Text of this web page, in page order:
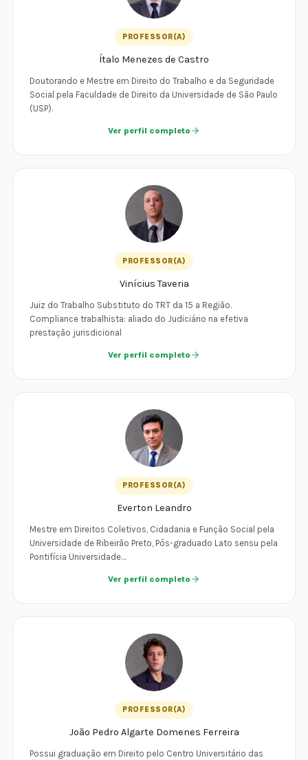
PROFESSOR(A)
Ítalo Menezes de Castro
Doutorando e Mestre em Direito do Trabalho e da Seguridade
Social pela Faculdade de Direito da Universidade de São Paulo
(USP).
Ver perfil completo
PROFESSOR(A)
Vinícius Taveria
Juiz do Trabalho Substituto do TRT da 15 a Região.
Compliance trabalhista: aliado do Judiciário na efetiva
prestação jurisdicional
Ver perfil completo
PROFESSOR(A)
Everton Leandro
Mestre em Direitos Coletivos, Cidadania e Função Social pela
Universidade de Ribeirão Preto, Pós-graduado Lato sensu pela
Pontifícia Universidade…
Ver perfil completo
PROFESSOR(A)
João Pedro Algarte Domenes Ferreira
Possui graduação em Direito pelo Centro Universitário das